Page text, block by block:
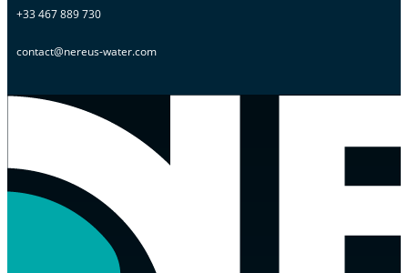
+33 467 889 730
contact@nereus-water.com